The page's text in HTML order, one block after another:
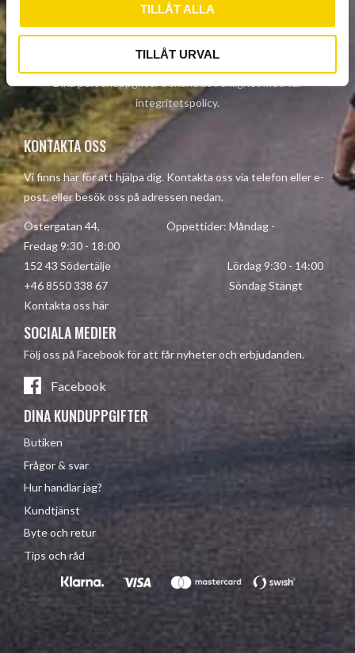
TILLÅT ALLA
TILLÅT URVAL
PRENUMERERA
Dina personuppgifter behandlas i enlighet med vår
integritetspolicy.
KONTAKTA OSS
Vi finns här för att hjälpa dig. Kontakta oss via telefon eller e-
post, eller besök oss på adressen nedan.
Östergatan 44, Öppettider: Måndag -
Fredag 9:30 - 18:00
152 43 Södertälje Lördag 9:30 - 14:00
+46 8550 338 67 Söndag Stängt
Kontakta oss här
SOCIALA MEDIER
Följ oss på Facebook för att får nyheter och erbjudanden.
Facebook
DINA KUNDUPPGIFTER
Butiken
Frågor & svar
Hur handlar jag?
Kundtjänst
Byte och retur
Tips och råd